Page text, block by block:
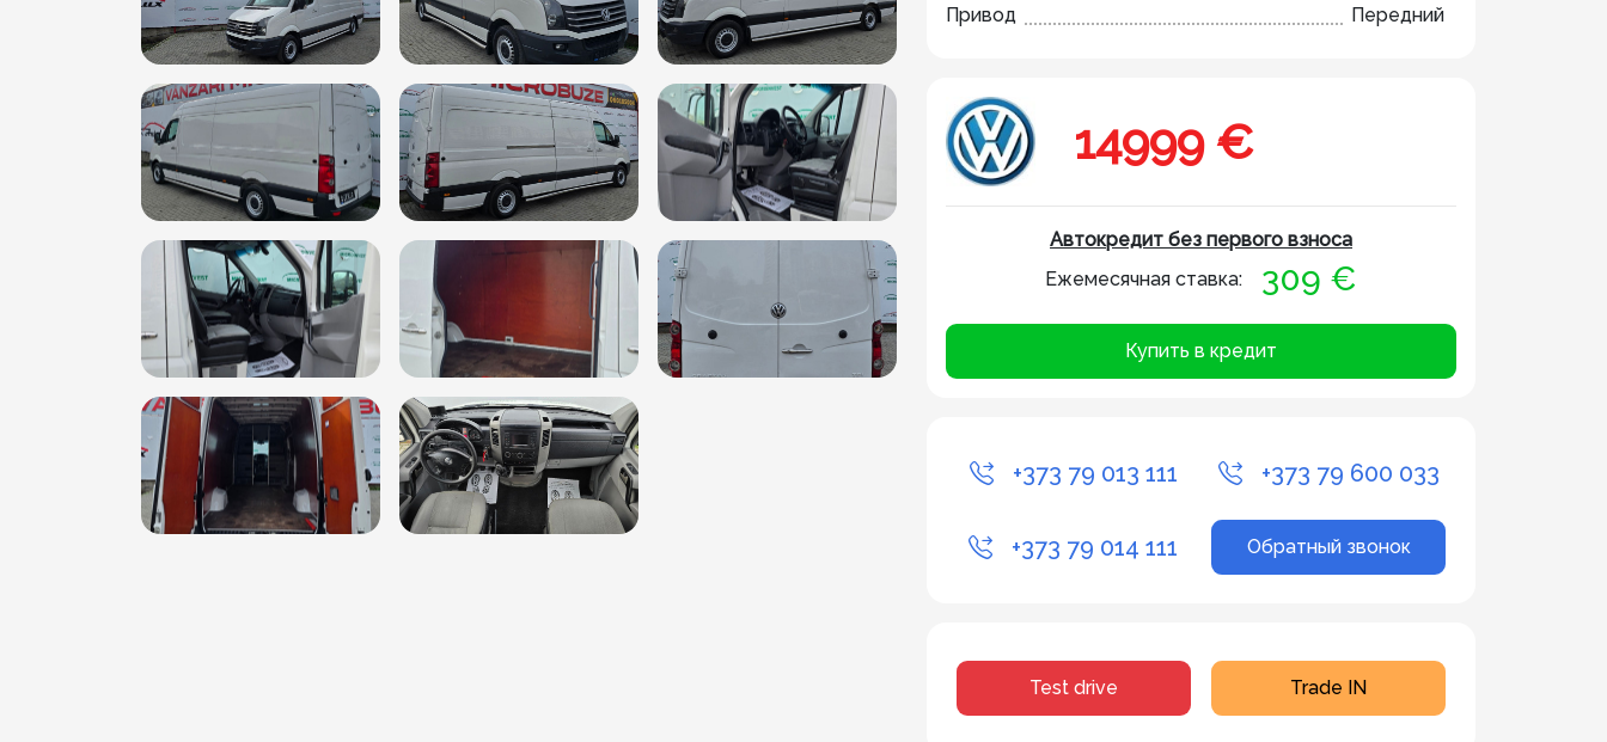
Привод
Передний
14999 €
Автокредит без первого взноса
Ежемесячная ставка:
309 €
Купить в кредит
+373 79 013 111 +373 79 600 033
+373 79 014 111 Обратный звонок
Test drive Trade IN